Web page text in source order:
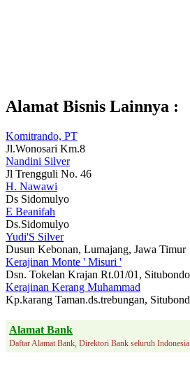
Alamat Bisnis Lainnya :
Komitrando, PT
Jl.Wonosari Km.8
Nandini Silver
Jl Trengguli No. 46
H. Nawawi
Ds Sidomulyo
E Beanifah
Ds.Sidomulyo
Yudi'S Silver
Dusun Kebonan, Lumajang, Jawa Timur
Kerajinan Monte ' Misuri '
Dsn. Tokelan Krajan Rt.01/01,
Kerajinan Kerang Muhammad
Kp.karang Taman.ds.trebungan,
Alamat Bank
Daftar Alamat Bank, Direktori Bank seluruh Indonesia